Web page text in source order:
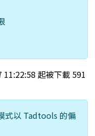
起被下載 591
式以 Tadtools 的偏